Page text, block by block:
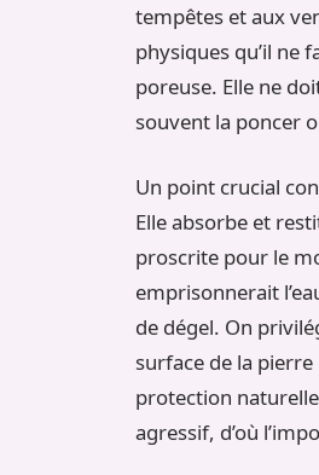
tempêtes et aux
physiques qu’il ne
poreuse. Elle ne
souvent la poncer
Un point crucial
Elle absorbe et
proscrite pour le
emprisonnerait
de dégel. On
surface de la
protection
agressif, d’où